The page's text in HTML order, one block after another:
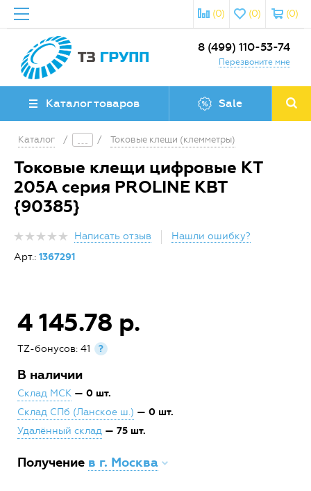
(0)
(0)
(0)
8 (499) 110-53-74
Перезвоните мне
Каталог товаров Sale
Каталог / / Токовые клещи (клемметры)
Токовые клещи цифровые КТ
205А серия PROLINE КВТ
{90385}
Написать отзыв
Нашли ошибку?
Арт.: 1367291
4 145.78 р.
TZ-бонусов: 41 ?
В наличии
Склад МСК — 0 шт.
Склад СПб (Ланское ш.) — 0 шт.
Удалённый склад — 75 шт.
Получение в г. Москва